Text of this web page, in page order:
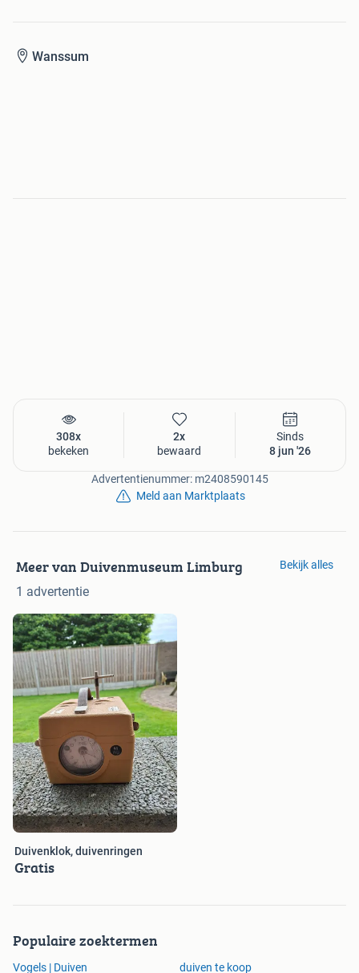
Wanssum
308x
bekeken
2x
bewaard
Sinds
8 jun '26
Advertentienummer: m2408590145
Meld aan Marktplaats
Meer van Duivenmuseum Limburg
1 advertentie
Bekijk alles
Duivenklok, duivenringen
Gratis
Populaire zoektermen
Vogels | Duiven
duiven te koop